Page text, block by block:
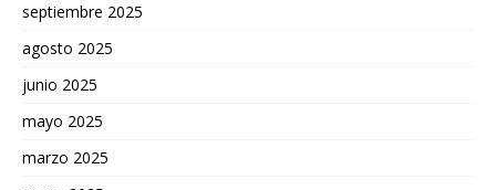
septiembre 2025
agosto 2025
junio 2025
mayo 2025
marzo 2025